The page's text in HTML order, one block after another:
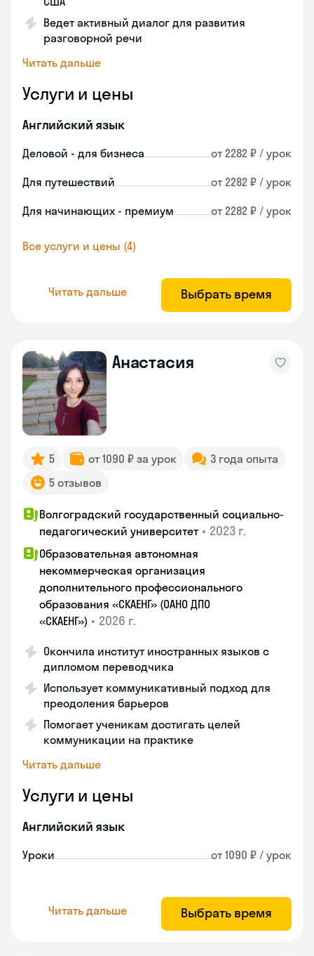
Ведет активный диалог для развития
разговорной речи
Читать дальше
Услуги и цены
Английский язык
Деловой - для бизнеса от 2282 ₽ / урок
Для путешествий от 2282 ₽ / урок
Для начинающих - премиум от 2282 ₽ / урок
Все услуги и цены (4)
Читать дальше Выбрать время
Анастасия
5 от 1090 ₽ за урок
3 года опыта
5 отзывов
Волгоградский государственный социально-
педагогический университет • 2023 г.
Образовательная автономная
некоммерческая организация
дополнительного профессионального
образования «СКАЕНГ» (ОАНО ДПО
«СКАЕНГ») • 2026 г.
Окончила институт иностранных языков с
дипломом переводчика
Использует коммуникативный подход для
преодоления барьеров
Помогает ученикам достигать целей
коммуникации на практике
Читать дальше
Услуги и цены
Английский язык
Уроки от 1090 ₽ / урок
Читать дальше Выбрать время